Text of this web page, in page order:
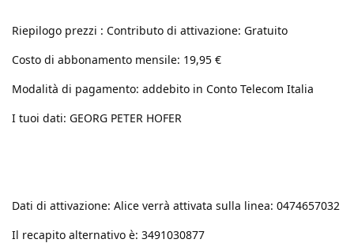
Riepilogo prezzi : Contributo di attivazione: Gratuito
Costo di abbonamento mensile: 19,95 €
Modalità di pagamento: addebito in Conto Telecom Italia
I tuoi dati: GEORG PETER HOFER
Dati di attivazione: Alice verrà attivata sulla linea: 0474657032
Il recapito alternativo è: 3491030877